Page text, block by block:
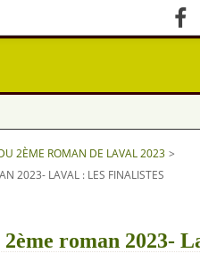
2ÈME ROMAN DE LAVAL 2023 >
2023- LAVAL : LES FINALISTES
roman 2023-